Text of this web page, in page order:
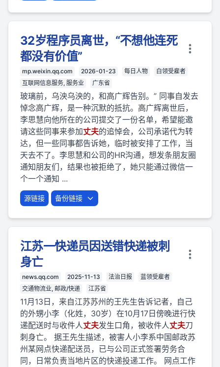
32岁程序员离世，“不想他连死
都没有价值”
mp.weixin.qq.com 2026-01-23 每日人物
白领受雇者
互联网信息服务, 服务业
广东省
玻璃前，乌泱乌泱的，和高广辉告别。” 同事自发去
悼念高广辉，是一种沉默的抵抗。高广辉离世后，
李思慧向他所在的公司提交了一份名单，希望能邀
请这些同事来参加丈夫的追悼会，公司承诺代为转
达，但一些同事都告诉她，临时被安排了工作，当
天去不了。李思慧和公司的HR沟通，想发条朋友圈
通知朋友们，结果也被拒绝了，她只能通过微信一
个一个通知 ...
源链接 备份链接
江苏一快递员因送错快递被刺
身亡
news.qq.com 2025-11-13 法治日报
蓝领受雇者
交通物流业, 邮政/快递
江苏省
11月13日，来自江苏苏州的王先生告诉记者，自己
的外甥小李（化姓，30岁）在10月17日傍晚进行快
递配送时与收件人丈夫发生口角，被收件人丈夫刀
刺身亡。 据王先生描述，被害人小李系中国邮政苏
州某网点快递配送员，已与公司正式签署劳务合
同，日常负责当地片区的快递投递工作。 网点工作